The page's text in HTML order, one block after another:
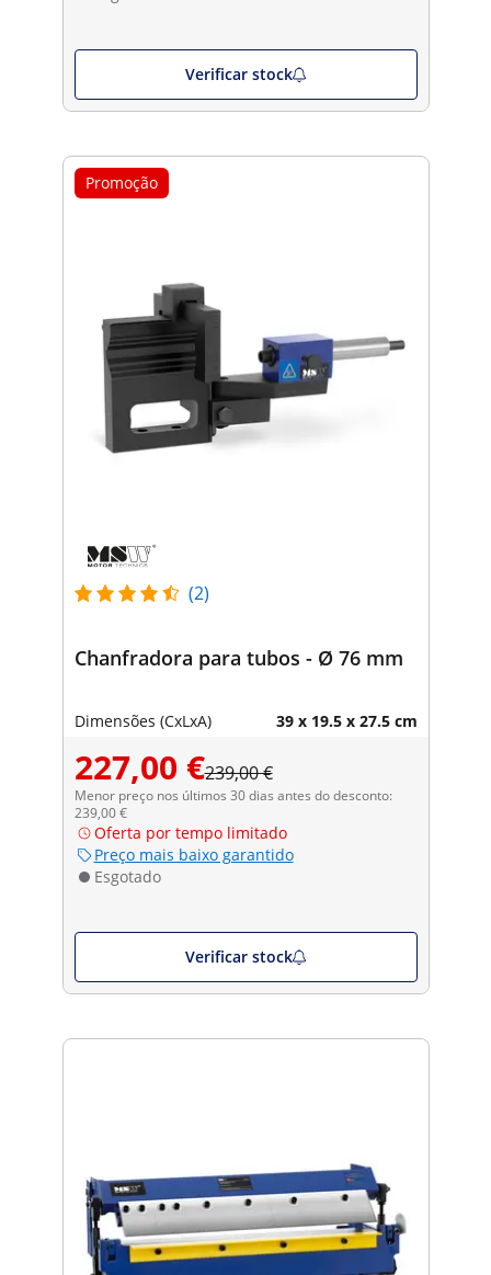
Verificar stock
Promoção
(2)
Chanfradora para tubos - Ø 76 mm
Dimensões (CxLxA) 39 x 19.5 x 27.5 cm
227,00 €239,00 €
Menor preço nos últimos 30 dias antes do desconto:
239,00 €
Oferta por tempo limitado
Preço mais baixo garantido
Esgotado
Verificar stock